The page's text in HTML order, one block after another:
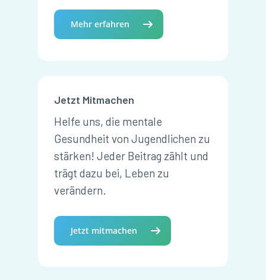
Mehr erfahren
Jetzt Mitmachen
Helfe uns, die mentale
Gesundheit von Jugendlichen zu
stärken! Jeder Beitrag zählt und
trägt dazu bei, Leben zu
verändern.
Jetzt mitmachen